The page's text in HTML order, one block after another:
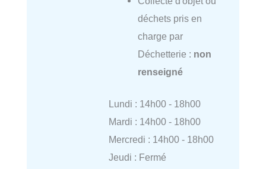
déchets pris en
charge par
Déchetterie : non
renseigné
Lundi : 14h00 - 18h00
Mardi : 14h00 - 18h00
Mercredi : 14h00 - 18h00
Jeudi : Fermé